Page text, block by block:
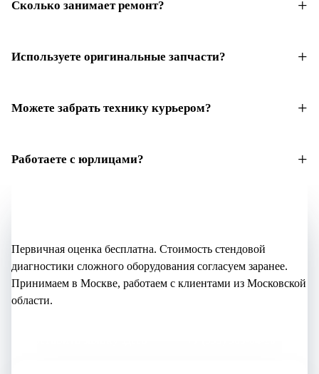
Сколько занимает ремонт?
Используете оригинальные запчасти?
Можете забрать технику курьером?
Работаете с юрлицами?
Первичная оценка бесплатна. Стоимость стендовой
диагностики сложного оборудования согласуем заранее.
Принимаем в Москве, работаем с клиентами из Московской
области.